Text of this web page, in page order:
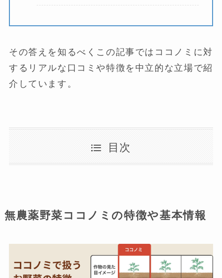
その答えを知るべくこの記事ではココノミに対
するリアルな口コミや特徴を中立的な立場で紹
介しています。
目次
無農薬野菜ココノミの特徴や基本情報